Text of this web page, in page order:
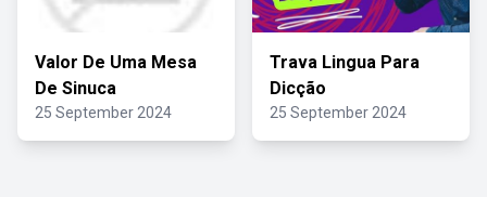
Valor De Uma Mesa
De Sinuca
25 September 2024
Trava Lingua Para
Dicção
25 September 2024